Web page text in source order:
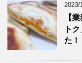
2023/
【
ト
た！